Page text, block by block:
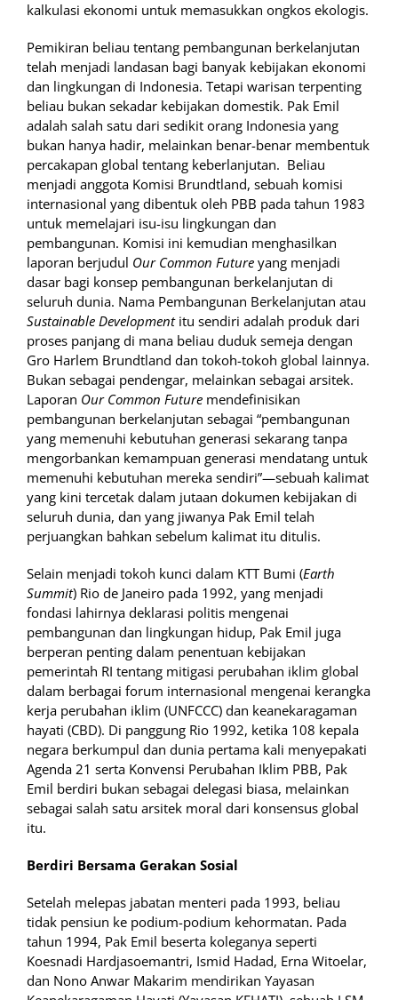
kalkulasi ekonomi untuk memasukkan ongkos ekologis.
Pemikiran beliau tentang pembangunan berkelanjutan
telah menjadi landasan bagi banyak kebijakan ekonomi
dan lingkungan di Indonesia. Tetapi warisan terpenting
beliau bukan sekadar kebijakan domestik. Pak Emil
adalah salah satu dari sedikit orang Indonesia yang
bukan hanya hadir, melainkan benar-benar membentuk
percakapan global tentang keberlanjutan. Beliau
menjadi anggota Komisi Brundtland, sebuah komisi
internasional yang dibentuk oleh PBB pada tahun 1983
untuk memelajari isu-isu lingkungan dan
pembangunan. Komisi ini kemudian menghasilkan
laporan berjudul Our Common Future yang menjadi
dasar bagi konsep pembangunan berkelanjutan di
seluruh dunia. Nama Pembangunan Berkelanjutan atau
Sustainable Developmentitu sendiri adalah produk dari
proses panjang di mana beliau duduk semeja dengan
Gro Harlem Brundtland dan tokoh-tokoh global lainnya.
Bukan sebagai pendengar, melainkan sebagai arsitek.
Laporan Our Common Future mendefinisikan
pembangunan berkelanjutan sebagai “pembangunan
yang memenuhi kebutuhan generasi sekarang tanpa
mengorbankan kemampuan generasi mendatang untuk
memenuhi kebutuhan mereka sendiri”—sebuah kalimat
yang kini tercetak dalam jutaan dokumen kebijakan di
seluruh dunia, dan yang jiwanya Pak Emil telah
perjuangkan bahkan sebelum kalimat itu ditulis.
Selain menjadi tokoh kunci dalam KTT Bumi (Earth
Summit) Rio de Janeiro pada 1992, yang menjadi
fondasi lahirnya deklarasi politis mengenai
pembangunan dan lingkungan hidup, Pak Emil juga
berperan penting dalam penentuan kebijakan
pemerintah RI tentang mitigasi perubahan iklim global
dalam berbagai forum internasional mengenai kerangka
kerja perubahan iklim (UNFCCC) dan keanekaragaman
hayati (CBD). Di panggung Rio 1992, ketika 108 kepala
negara berkumpul dan dunia pertama kali menyepakati
Agenda 21 serta Konvensi Perubahan Iklim PBB, Pak
Emil berdiri bukan sebagai delegasi biasa, melainkan
sebagai salah satu arsitek moral dari konsensus global
itu.
Berdiri Bersama Gerakan Sosial
Setelah melepas jabatan menteri pada 1993, beliau
tidak pensiun ke podium-podium kehormatan. Pada
tahun 1994, Pak Emil beserta koleganya seperti
Koesnadi Hardjasoemantri, Ismid Hadad, Erna Witoelar,
dan Nono Anwar Makarim mendirikan Yayasan